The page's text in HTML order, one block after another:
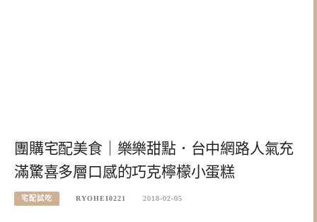
團購宅配美食｜樂樂甜點．台中網路人氣充
滿驚喜多層口感的巧克檸檬小蛋糕
宅配試吃 RYOHEI0221 2018-02-05